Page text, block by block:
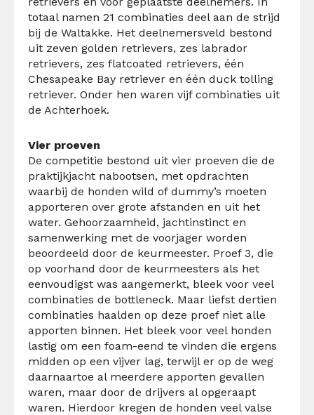
totaal namen 21 combinaties deel aan de strijd
bij de Waltakke. Het deelnemersveld bestond
uit zeven golden retrievers, zes labrador
retrievers, zes flatcoated retrievers, één
Chesapeake Bay retriever en één duck tolling
retriever. Onder hen waren vijf combinaties uit
de Achterhoek.
Vier proeven
De competitie bestond uit vier proeven die de
praktijkjacht nabootsen, met opdrachten
waarbij de honden wild of dummy’s moeten
apporteren over grote afstanden en uit het
water. Gehoorzaamheid, jachtinstinct en
samenwerking met de voorjager worden
beoordeeld door de keurmeester. Proef 3, die
op voorhand door de keurmeesters als het
eenvoudigst was aangemerkt, bleek voor veel
combinaties de bottleneck. Maar liefst dertien
combinaties haalden op deze proef niet alle
apporten binnen. Het bleek voor veel honden
lastig om een foam-eend te vinden die ergens
midden op een vijver lag, terwijl er op de weg
daarnaartoe al meerdere apporten gevallen
waren, maar door de drijvers al opgeraapt
waren. Hierdoor kregen de honden veel valse